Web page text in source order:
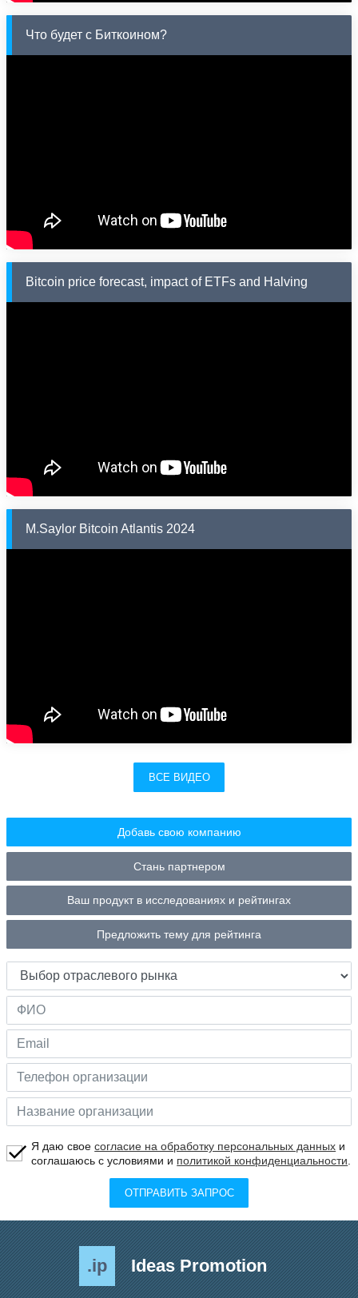
Что будет с Биткоином?
Bitcoin price forecast, impact of ETFs and Halving
M.Saylor Bitcoin Atlantis 2024
ВСЕ ВИДЕО
Добавь свою компанию
Стань партнером
Ваш продукт в исследованиях и рейтингах
Предложить тему для рейтинга
Я даю своесогласие на обработку персональных данных и
соглашаюсь с условиями и политикой конфиденциальности
ОТПРАВИТЬ ЗАПРОС
.ip Ideas Promotion